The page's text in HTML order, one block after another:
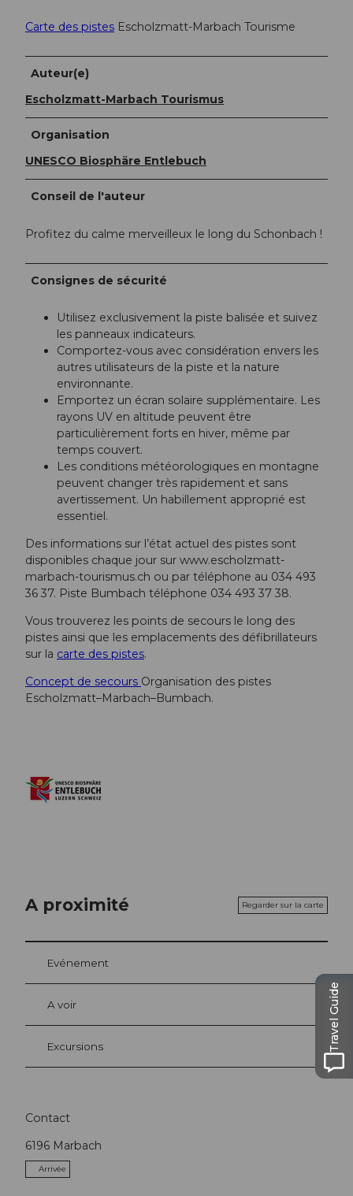
Carte des pistes Escholzmatt-Marbach Tourisme
Auteur(e)
Escholzmatt-Marbach Tourismus
Organisation
UNESCO Biosphäre Entlebuch
Conseil de l'auteur
Profitez du calme merveilleux le long du Schonbach !
Consignes de sécurité
Utilisez exclusivement la piste balisée et suivez
les panneaux indicateurs.
Comportez-vous avec considération envers les
autres utilisateurs de la piste et la nature
environnante.
Emportez un écran solaire supplémentaire. Les
rayons UV en altitude peuvent être
particulièrement forts en hiver, même par
temps couvert.
Les conditions météorologiques en montagne
peuvent changer très rapidement et sans
avertissement. Un habillement approprié est
essentiel.
Des informations sur l’état actuel des pistes sont
disponibles chaque jour sur www.escholzmatt-
marbach-tourismus.ch ou par téléphone au 034 493
36 37. Piste Bumbach téléphone 034 493 37 38.
Vous trouverez les points de secours le long des
pistes ainsi que les emplacements des défibrillateurs
sur la carte des pistes.
Concept de secours Organisation des pistes
Escholzmatt–Marbach–Bumbach.
A proximité Regarder sur la carte
Evénement
A voir
Excursions
Contact
6196 Marbach
Arrivée
Travel Guide